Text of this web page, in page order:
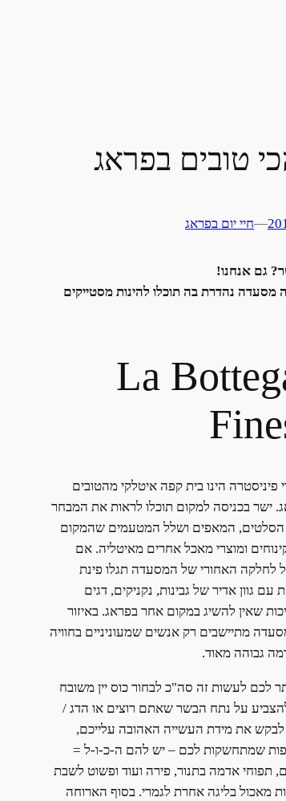
טובים בפראג
—חיי יום בפראג
גם אנחנו!
מסעדה נהדרת בה תוכלו להינות מסטייקים
La
פיניסטרה הינו בית קפה איטלקי מהטובים
ישר בכניסה למקום תוכלו לראות את המבחר
המאפים ושלל המטעמים שהמקום
ומוצרי מאכל אחרים מאיטליה. אם
לחלקה האחורי של המסעדה תגלו פינת
עם גוון אדיר של גבינות, נקניקים, דגים
שאין להשיג במקום אחר בפראג. באיזור
מתיישבים רק אנשים שמעוניניים בחוויה
גבוהה מאוד.
לכם לעשות זה סה"כ לבחור כוס יין משובח
על נתח הבשר שאתם רוצים או הדג /
לבקש את מידת העשייה האהובה עלייכם,
שמתחשקות לכם – יש להם ה-כ-ו-ל =
תפוחי אדמה בתנור, פירה ועוד ופשוט לשבת
מאכול בליגה אחרת לגמרי. בסוף הארוחה